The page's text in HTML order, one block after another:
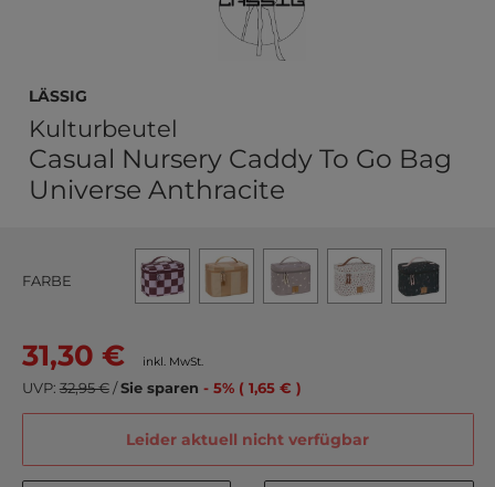
Lässig
Kulturbeutel
Casual Nursery Caddy To Go Bag
Universe Anthracite
FARBE
31,30 € inkl. MwSt.
UVP: 32,95 €/Sie sparen - 5% ( 1,65 € )
Leider aktuell nicht verfügbar